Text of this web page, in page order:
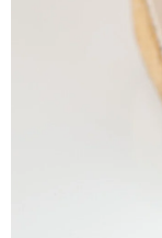
MATERIAŁY
Regulamin